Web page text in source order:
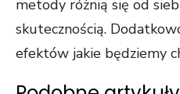
metody różnią się od
skutecznością.
efektów jakie będziemy